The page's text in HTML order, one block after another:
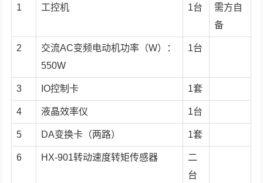
1 工控机 1台
需方自
备
2
交流AC变频电动机功率（W）：
550W
1台
3 IO控制卡 1套
4 液晶效率仪 1台
5 DA变换卡（两路） 1套
6 HX-901转动速度转矩传感器
二
台